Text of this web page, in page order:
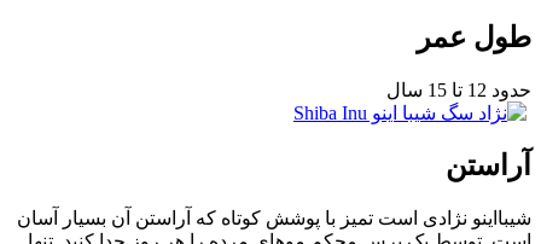
طول عمر
حدود 12 تا 15 سال
آراستن
شیبااینو نژادی است تمیز با پوشش کوتاه که آراستن آن بسیار آسان